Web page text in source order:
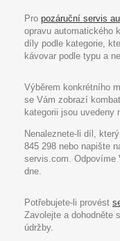
Pro pozáruční servis
opravu automatického
díly podle kategorie,
kávovar podle typu a
Výběrem konkrétního
se Vám zobrazí
kategorii jsou uvedeny
Nenaleznete-li díl,
845 298 nebo napište
servis.com. Odpovíme
dne.
Potřebujete-li provést
Zavolejte a dohodněte
údržby.